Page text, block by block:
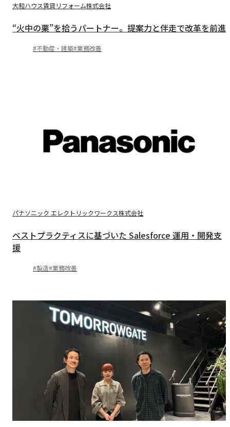
大和ハウス賃貸リフォーム株式会社
“火中の栗”を拾うパートナー。提案力と伴走で改革を前進
不動産・建築 業務改善
パナソニック エレクトリックワークス株式会社
ベストプラクティスに基づいた Salesforce 運用・開発支
援
製造 業務改善